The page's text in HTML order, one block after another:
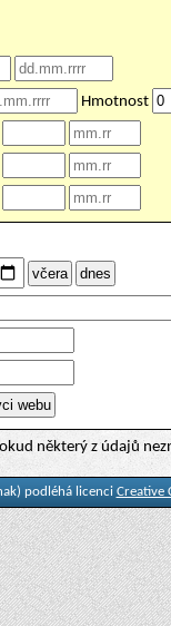
Hmotnost
některý z údajů
podléhá licenci Creative